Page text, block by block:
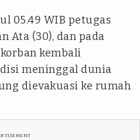
05.49 WIB petugas
Ata (30), dan pada
kembali
meninggal dunia
dievakuasi ke rumah